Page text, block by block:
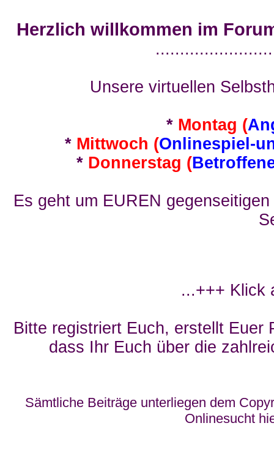
Herzlich willkommen im
Unsere virtuellen
* Montag (
* Mittwoch (Onlinespiel-
* Donnerstag (
Es geht um EUREN
...+++ Klick
Bitte registriert Euch, erstellt Euer
dass Ihr Euch über die
Sämtliche Beiträge unterliegen dem
Onlinesucht